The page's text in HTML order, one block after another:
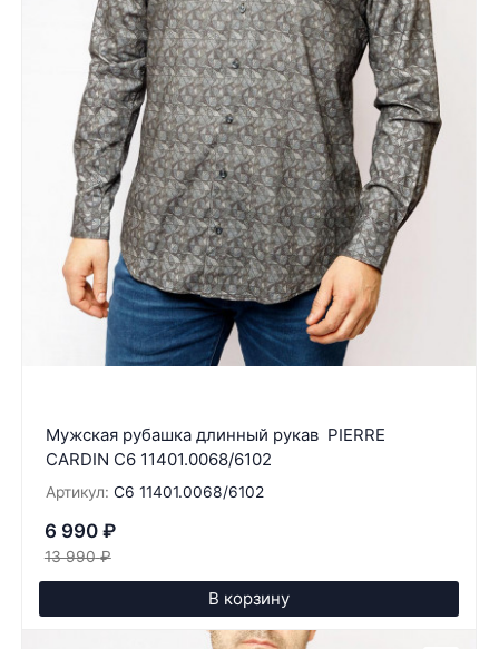
Мужская рубашка длинный рукав PIERRE
CARDIN C6 11401.0068/6102
Артикул: C6 11401.0068/6102
6 990 ₽
13 990 ₽
В корзину